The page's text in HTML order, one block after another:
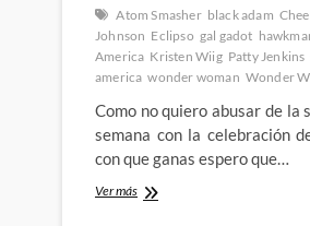
Atom Smasher black adam
Johnson Eclipso gal gadot
America Kristen Wiig Patty Jenkins
america wonder woman Wonder
Como no quiero abusar de la
semana con la celebración
con que ganas espero que…
Ver másNuevo